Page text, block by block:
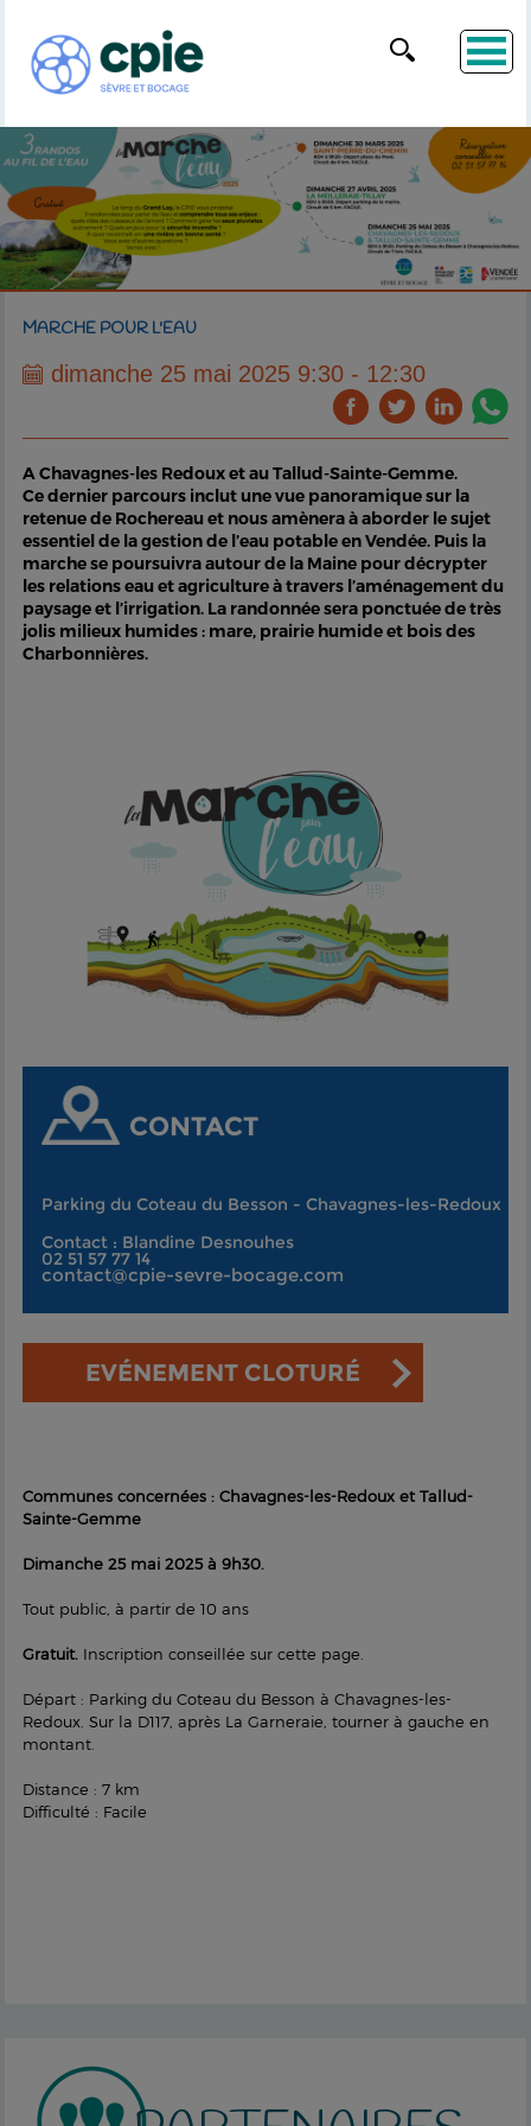
MARCHE POUR L'EAU
dimanche 25 mai 2025 9:30 - 12:30
A Chavagnes-les Redoux et au Tallud-Sainte-Gemme.
Ce dernier parcours inclut une vue panoramique sur la
retenue de Rochereau et nous amènera à aborder le sujet
essentiel de la gestion de l’eau potable en Vendée. Puis la
marche se poursuivra autour de la Maine pour décrypter
les relations eau et agriculture à travers l’aménagement du
paysage et l’irrigation. La randonnée sera ponctuée de très
jolis milieux humides : mare, prairie humide et bois des
Charbonnières.
CONTACT
Parking du Coteau du Besson - Chavagnes-les-Redoux
Contact : Blandine Desnouhes
02 51 57 77 14
contact@cpie-sevre-bocage.com
EVÉNEMENT CLOTURÉ
Communes concernées : Chavagnes-les-Redoux et Tallud-
Sainte-Gemme
Dimanche 25 mai 2025 à 9h30.
Tout public, à partir de 10 ans
Gratuit. Inscription conseillée sur cette page.
Départ : Parking du Coteau du Besson à Chavagnes-les-
Redoux. Sur la D117, après La Garneraie, tourner à gauche en
montant.
Distance : 7 km
Difficulté : Facile